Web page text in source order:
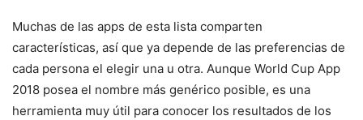
Muchas de las apps de esta lista comparten
características, así que ya depende de las preferencias de
cada persona el elegir una u otra. Aunque World Cup App
2018 posea el nombre más genérico posible, es una
herramienta muy útil para conocer los resultados de los